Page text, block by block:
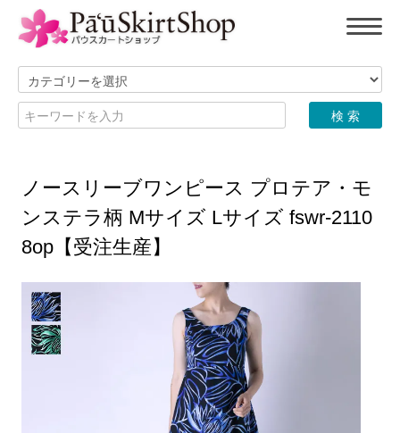
ノースリーブワンピース プロテア・モ
ンステラ柄 Mサイズ Lサイズ fswr-2110
8op【受注生産】